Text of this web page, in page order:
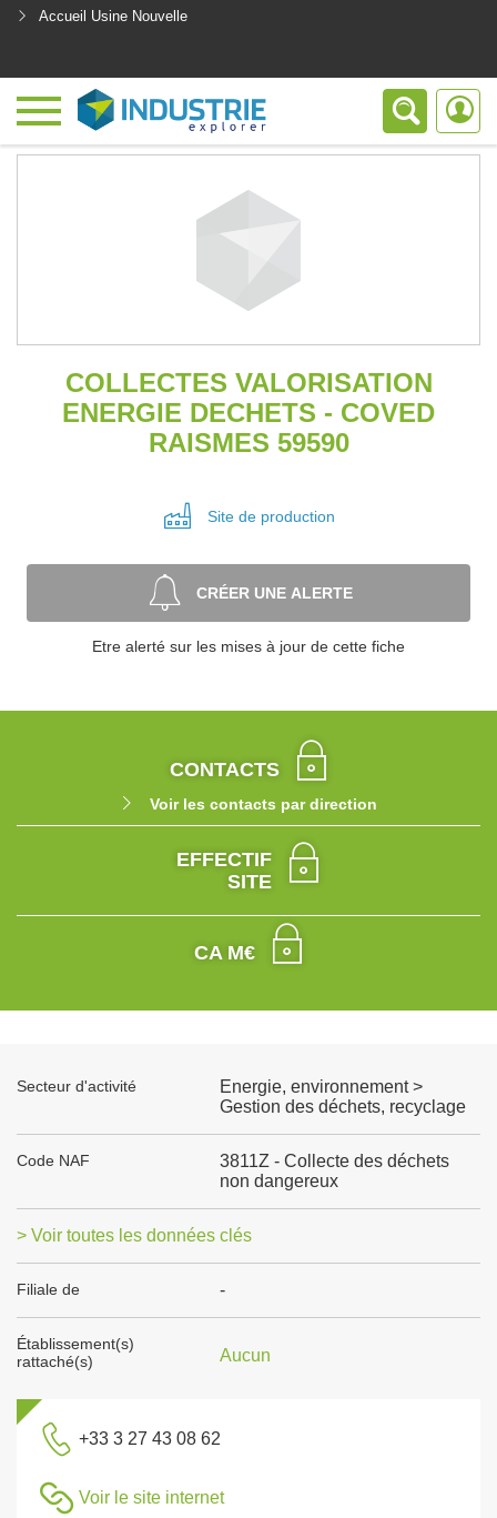
Accueil Usine Nouvelle
COLLECTES VALORISATION
ENERGIE DECHETS - COVED
RAISMES 59590
Site de production
CRÉER UNE ALERTE
Etre alerté sur les mises à jour de cette fiche
CONTACTS
Voir les contacts par direction
EFFECTIF
SITE
CA M€
Secteur d'activité
Energie, environnement >
Gestion des déchets, recyclage
Code NAF
3811Z - Collecte des déchets
non dangereux
> Voir toutes les données clés
Filiale de -
Établissement(s)
rattaché(s)
Aucun
+33 3 27 43 08 62
Voir le site internet